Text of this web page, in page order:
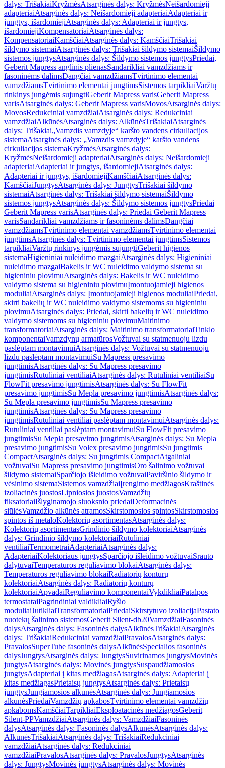
dalys: TrišakiaiKryžmėsAtsarginės dalys: KryžmėsNeišardomieji
adapteriaiAtsarginės dalys: Neišardomieji adapteriaiAdapteriai ir
jungtys, išardomiejiAtsarginės dalys: Adapteriai ir jungtys,
išardomiejiKompensatoriaiAtsarginės dalys:
KompensatoriaiKamščiaiAtsarginės dalys: KamščiaiTrišakiai
šildymo sistemaiAtsarginės dalys: Trišakiai šildymo sistemaiŠildymo
sistemos jungtysAtsarginės dalys: Šildymo sistemos jungtysPriedai,
Geberit Mapress anglinis plienasSandarikliai vamzdžiams ir
fasoninėms dalimsDangčiai vamzdžiamsTvirtinimo elementai
vamzdžiamsTvirtinimo elementai jungtimsSistemos tarpikliaiVaržtų
rinkinys jungėmis sujungtiGeberit Mapress varisGeberit Mapress
varisAtsarginės dalys: Geberit Mapress varisMovosAtsarginės dalys:
MovosRedukciniai vamzdžiaiAtsarginės dalys: Redukciniai
vamzdžiaiAlkūnėsAtsarginės dalys: AlkūnėsTrišakiaiAtsarginės
dalys: Trišakiai„Vamzdis vamzdyje“ karšto vandens cirkuliacijos
sistemaAtsarginės dalys: „Vamzdis vamzdyje“ karšto vandens
cirkuliacijos sistemaKryžmėsAtsarginės dalys:
KryžmėsNeišardomieji adapteriaiAtsarginės dalys: Neišardomieji
adapteriaiAdapteriai ir jungtys, išardomiejiAtsarginės dalys:
Adapteriai ir jungtys, išardomiejiKamščiaiAtsarginės dalys:
KamščiaiJungtysAtsarginės dalys: JungtysTrišakiai šildymo
sistemaiAtsarginės dalys: Trišakiai šildymo sistemaiŠildymo
sistemos jungtysAtsarginės dalys: Šildymo sistemos jungtysPriedai
Geberit Mapress varisAtsarginės dalys: Priedai Geberit Mapress
varisSandarikliai vamzdžiams ir fasoninėms dalimsDangčiai
vamzdžiamsTvirtinimo elementai vamzdžiamsTvirtinimo elementai
jungtimsAtsarginės dalys: Tvirtinimo elementai jungtimsSistemos
tarpikliaiVaržtų rinkinys jungėmis sujungtiGeberit higienos
sistemaHigieniniai nuleidimo mazgaiAtsarginės dalys: Higieniniai
nuleidimo mazgaiBakelis ir WC nuleidimo valdymo sistema su
higieniniu plovimuAtsarginės dalys: Bakelis ir WC nuleidimo
valdymo sistema su higieniniu plovimuĮmontuojamieji higienos
moduliaiAtsarginės dalys: Įmontuojamieji higienos moduliaiPriedai,
skirti bakelių ir WC nuleidimo valdymo sistemoms su higieniniu
plovimuAtsarginės dalys: Priedai, skirti bakelių ir WC nuleidimo
valdymo sistemoms su higieniniu plovimuMaitinimo
transformatoriaiAtsarginės dalys: Maitinimo transformatoriaiTinklo
komponentaiVamzdynų armatūrosVožtuvai su statmenuoju lizdu
paslėptam montavimuiAtsarginės dalys: Vožtuvai su statmenuoju
lizdu paslėptam montavimuiSu Mapress presavimo
jungtimisAtsarginės dalys: Su Mapress presavimo
jungtimisRutuliniai ventiliaiAtsarginės dalys: Rutuliniai ventiliaiSu
FlowFit presavimo jungtimisAtsarginės dalys: Su FlowFit
presavimo jungtimisSu Mepla presavimo jungtimisAtsarginės dalys:
Su Mepla presavimo jungtimisSu Mapress presavimo
jungtimisAtsarginės dalys: Su Mapress presavimo
jungtimisRutuliniai ventiliai paslėptam montavimuiAtsarginės dalys:
Rutuliniai ventiliai paslėptam montavimuiSu FlowFit presavimo
jungtimisSu Mepla presavimo jungtimisAtsarginės dalys: Su Mepla
presavimo jungtimisSu Volex presavimo jungtimisSu jungtimis
CompactAtsarginės dalys: Su jungtimis CompactAtgaliniai
vožtuvaiSu Mapress presavimo jungtimisOro šalinimo vožtuvai
šildymo sistemaiSparčiojo išleidimo vožtuvaiPaviršinio šildymo ir
vėsinimo sistemaSistemos vamzdžiaiĮrengimo medžiagosKraštinės
izoliacinės juostosLipniosios juostosVamzdžių
fiksatoriaiIšlyginamojo sluoksnio priedaiDeformacinės
siūlėsVamzdžio alkūnės atramosSkirstomosios spintosSkirstomosios
spintos iš metaloKolektorių asortimentasAtsarginės dalys:
Kolektorių asortimentasGrindinio šildymo kolektoriaiAtsarginės
dalys: Grindinio šildymo kolektoriaiRutuliniai
ventiliaiTermometraiAdapteriaiAtsarginės dalys:
AdapteriaiKolektoriaus jungtysSparčiojo išleidimo vožtuvaiSrauto
dalytuvaiTemperatūros reguliavimo blokaiAtsarginės dalys:
Temperatūros reguliavimo blokaiRadiatorių kontūrų
kolektoriaiAtsarginės dalys: Radiatorių kontūrų
kolektoriaiApvadaiReguliavimo komponentaiVykdikliaiPatalpos
termostataiPagrindiniai valdikliaiRyšio
moduliaiJutikliaiTransformatoriaiPriedaiSkirstytuvo izoliacijaPastato
nuotekų šalinimo sistemosGeberit Silent-db20VamzdžiaiFasoninės
dalysAtsarginės dalys: Fasoninės dalysAlkūnėsTrišakiaiAtsarginės
dalys: TrišakiaiRedukciniai vamzdžiaiPravalosAtsarginės dalys:
PravalosSuperTube fasoninės dalysAlkūnėsSpecialios fasoninės
dalysJungtysAtsarginės dalys: JungtysSuvirinamos jungtysMovinės
jungtysAtsarginės dalys: Movinės jungtysSuspaudžiamosios
jungtysAdapteriai į kitas medžiagasAtsarginės dalys: Adapteriai į
kitas medžiagasPrietaisų jungtysAtsarginės dalys: Prietaisų
jungtysJungiamosios alkūnėsAtsarginės dalys: Jungiamosios
alkūnėsPriedaiVamzdžių apkabosTvirtinimo elementai vamzdžių
apkabomsKamščiaiTarpikliaiEksploatacinės medžiagosGeberit
Silent-PPVamzdžiaiAtsarginės dalys: VamzdžiaiFasoninės
dalysAtsarginės dalys: Fasoninės dalysAlkūnėsAtsarginės dalys:
AlkūnėsTrišakiaiAtsarginės dalys: TrišakiaiRedukciniai
vamzdžiaiAtsarginės dalys: Redukciniai
vamzdžiaiPravalosAtsarginės dalys: PravalosJungtysAtsarginės
dalys: JungtysMovinės jungtysAtsarginės dalys: Movinės